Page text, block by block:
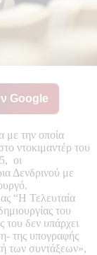
Google
με την οποία
ντοκιμαντέρ του
οι
Δενδρινού με
“Η Τελευταία
του
του δεν υπάρχει
της υπογραφής
των συντάξεων»,